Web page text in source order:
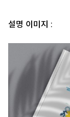
설명 이미지 :